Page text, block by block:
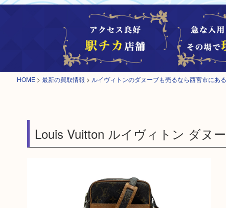
HOME > 最新の買取情報 > ルイヴィトンのダヌーブも売るなら西宮市にあ
Louis Vuitton ルイヴィトン ダヌ